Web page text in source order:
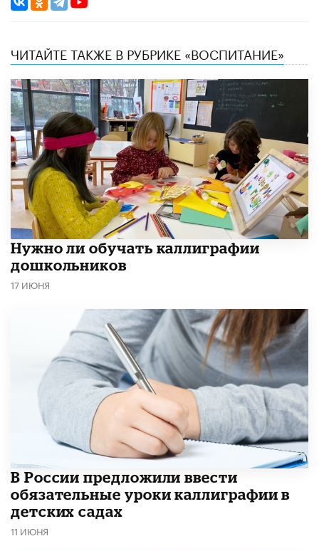
ЧИТАЙТЕ ТАКЖЕ В РУБРИКЕ «ВОСПИТАНИЕ»
Нужно ли обучать каллиграфии
дошкольников
17 ИЮНЯ
В России предложили ввести
обязательные уроки каллиграфии в
детских садах
11 ИЮНЯ